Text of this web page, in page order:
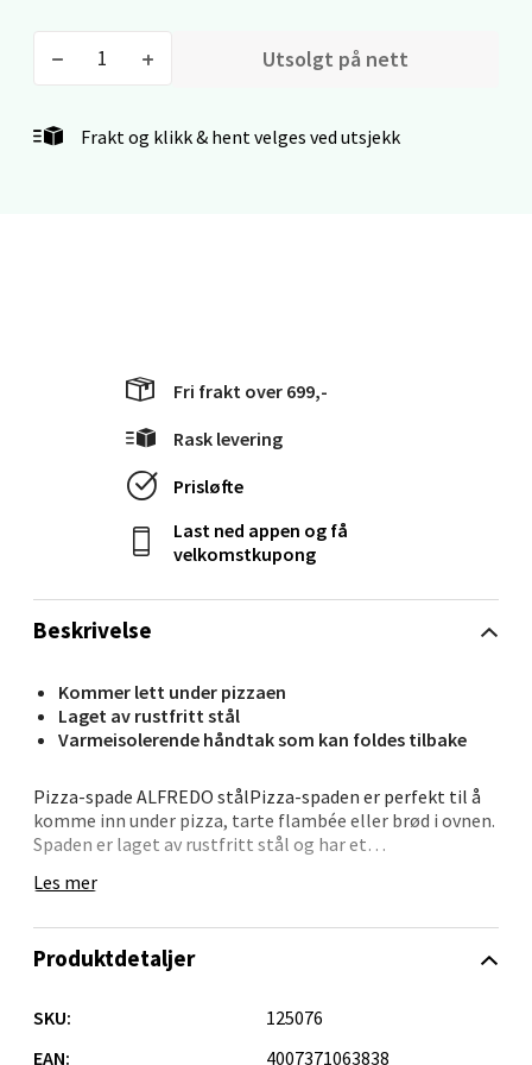
Utsolgt på nett
Frakt og klikk & hent velges ved utsjekk
Beskrivelse
Kommer lett under pizzaen
Laget av rustfritt stål
Varmeisolerende håndtak som kan foldes tilbake
Pizza-spade ALFREDO stålPizza-spaden er perfekt til å
komme inn under pizza, tarte flambée eller brød i ovnen.
Spaden er laget av rustfritt stål og har et
for enkel oppbevaring.
Les mer
Fri frakt over 699,-
Rask levering
Prisløfte
Last ned appen og få
velkomstkupong
Produktdetaljer
SKU:
125076
EAN:
4007371063838
Bergen - Thon Senter Lagunen
Laguneveien 1, 5239 Bergen
Åpent i dag 10-21
0 i butikk
Velg
Kristiansand - Markens
Kristiansand
Åpent i dag 09-18
0 i butikk
Velg